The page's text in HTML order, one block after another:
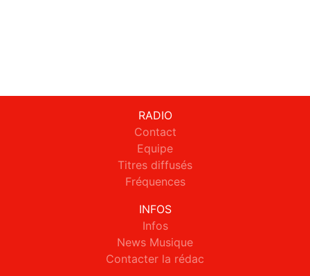
RADIO
Contact
Equipe
Titres diffusés
Fréquences
INFOS
Infos
News Musique
Contacter la rédac